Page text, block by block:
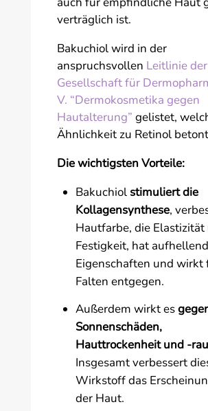
verträglich ist.
Bakuchiol wird in der
anspruchsvollen Leitlinie
Gesellschaft für
V. “Dermokosmetika gegen
Hautalterung” gelistet,
Ähnlichkeit zu Retinol
Die wichtigsten Vorteile:
Bakuchiolstimuliert die
Kollagensynthese,
Hautfarbe, die Elastizität
Festigkeit, hat
Eigenschaften und wirkt
Falten entgegen.
Außerdem wirkt es
Sonnenschäden,
Hauttrockenheit und -
Insgesamt verbessert
Wirkstoff das
der Haut.